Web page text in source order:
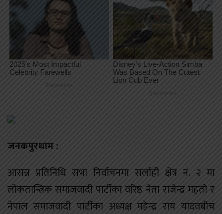
जनकपुरधाम :
आसन्न प्रतिनिधि सभा निर्वाचनमा सर्लाही क्षेत्र नं. २ मा
लोकतान्त्रिक समाजवादी पार्टीका वरिष्ठ नेता राजेन्द्र महतो र
नेपाल समाजवादी पार्टीका अध्यक्ष महेन्द्र राय यादवबीच